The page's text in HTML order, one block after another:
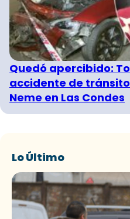
Quedó apercibido:
accidente de
Neme en Las Condes
Lo Último